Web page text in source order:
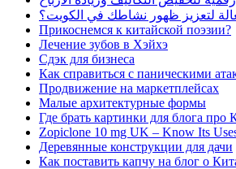
لتعزيز ظهور نشاطك في الكويت؟
Прикоснемся к китайской поэзии?
Лечение зубов в Хэйхэ
Сдэк для бизнеса
Как справиться с паническими
Продвижение на маркетплейсах
Малые архитектурные формы
Где брать картинки для блога про
Zopiclone 10 mg UK – Know Its
Деревянные конструкции для дачи
Как поставить капчу на блог о